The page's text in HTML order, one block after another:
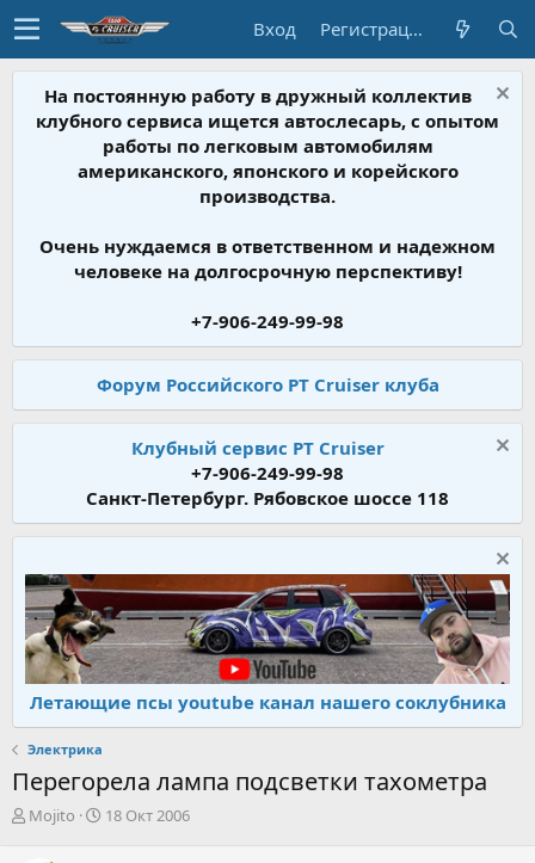
Вход Регистрация
На постоянную работу в дружный коллектив
клубного сервиса ищется автослесарь, с опытом
работы по легковым автомобилям
американского, японского и корейского
производства.
Очень нуждаемся в ответственном и надежном
человеке на долгосрочную перспективу!
+7-906-249-99-98
Форум Российского PT Cruiser клуба
Клубный сервис PT Cruiser
+7-906-249-99-98
Санкт-Петербург. Рябовское шоссе 118
Летающие псы youtube канал нашего соклубника
Электрика
Перегорела лампа подсветки тахометра
А
Mojito
Д
18 Окт 2006